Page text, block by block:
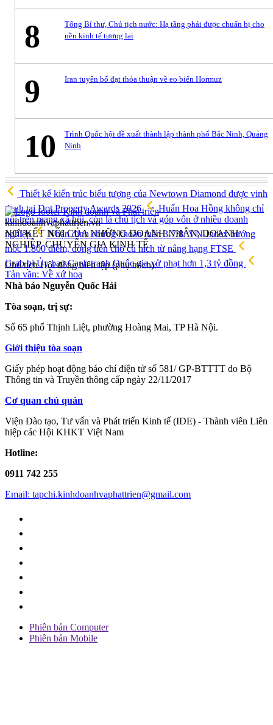
8
Tổng Bí thư, Chủ tịch nước: Hạ tầng phải được chuẩn bị cho
nền kinh tế tương lai
9 Iran tuyên bố đạt thỏa thuận về eo biển Hormuz
10
Trình Quốc hội đề xuất thành lập thành phố Bắc Ninh, Quảng
Ninh
Thiết kế kiến trúc biểu tượng của Newtown Diamond được vinh
danh tại Dot Property Awards 2026
Huấn Hoa Hồng không chỉ
nổi trên mạng xã hội, còn là chủ tịch và góp vốn ở nhiều doanh
nghiệp
Nhận định chứng khoán tuần 3-7/8: VN-Index hướng
mốc 1.800 điểm, dòng tiền chờ cú hích từ nâng hạng FTSE
Grab bị Ủy ban Cạnh tranh Quốc gia xử phạt hơn 1,3 tỷ đồng
Tản văn: Về xứ hoa
kinhdoanhvaphattrien.vn
NƠI KẾT NỐI CỦA NHỮNG DOANH NHÂN, DOANH
NGHIỆP, CHUYÊN GIA KINH TẾ
Chủ tịch Hội đồng biên tập (phụ trách):
Nhà báo Nguyễn Quốc Hải
Tòa soạn, trị sự:
Số 65 phố Thịnh Liệt, phường Hoàng Mai, TP Hà Nội.
Giới thiệu tòa soạn
Giấy phép hoạt động báo chí điện tử số 581/ GP-BTTTT do Bộ
Thông tin và Truyền thông cấp ngày 22/11/2017
Cơ quan chủ quản
Viện Đào tạo, Tư vấn và Phát triển Kinh tế (IDE) - Thành viên Liên
hiệp các Hội KHKT Việt Nam
Hotline:
0911 742 255
Email: tapchi.kinhdoanhvaphattrien@gmail.com
Phiên bản Computer
Phiên bản Mobile